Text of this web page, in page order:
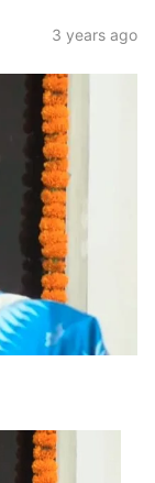
3 years ago